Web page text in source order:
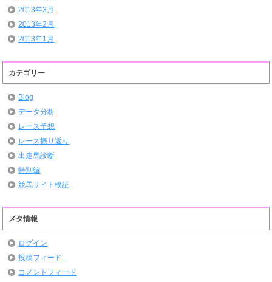
2013年3月
2013年2月
2013年1月
カテゴリー
Blog
データ分析
レース予想
レース振り返り
出走馬診断
特別編
競馬サイト検証
メタ情報
ログイン
投稿フィード
コメントフィード